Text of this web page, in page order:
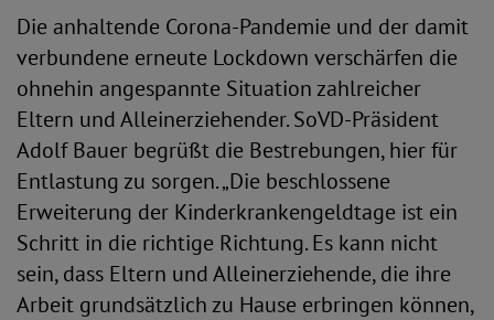
Die anhaltende Corona-Pandemie und der damit
verbundene erneute Lockdown verschärfen die
ohnehin angespannte Situation zahlreicher
Eltern und Alleinerziehender. SoVD-Präsident
Adolf Bauer begrüßt die Bestrebungen, hier für
Entlastung zu sorgen. „Die beschlossene
Erweiterung der Kinderkrankengeldtage ist ein
Schritt in die richtige Richtung. Es kann nicht
sein, dass Eltern und Alleinerziehende, die ihre
Arbeit grundsätzlich zu Hause erbringen können,